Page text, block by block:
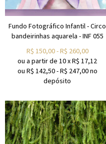
Fundo Fotográfico Infantil - Circo
bandeirinhas aquarela - INF 055
R$ 150,00-R$ 260,00
ou a partir de 10xR$ 17,12
ou R$ 142,50-R$ 247,00no
depósito